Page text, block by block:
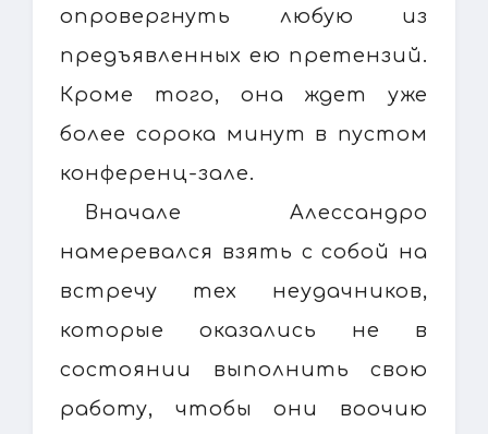
опровергнуть любую из
предъявленных ею претензий.
Кроме того, она ждет уже
более сорока минут в пустом
конференц-зале.
Вначале Алессандро
намеревался взять с собой на
встречу тех неудачников,
которые оказались не в
состоянии выполнить свою
работу, чтобы они воочию